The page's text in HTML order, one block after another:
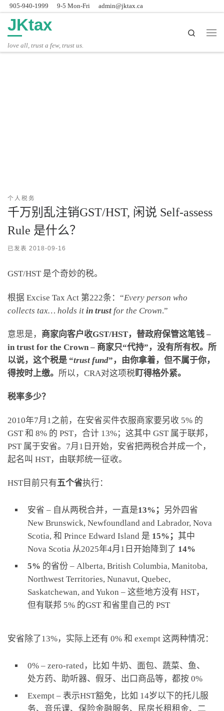
Skip to content
905-940-1999 9-5 Mon-Fri admin@jktax.ca
JKtax
love all, trust a few, trust us.
Search
个人税务
千万别乱注销GST/HST, 闲说 Self-assess
Rule 是什么？
已发表 2018-09-16
GST/HST 是个奇妙的税。
根据 Excise Tax Act 第222条：“Every person who
collects tax… holds it in trust for the Crown.”
意思是， 商家向客户收GST/HST，替政府保管这笔钱 –
in trust for the Crown – 商家只“代持”，没有所有权。所
以说，这个税是 “trust fund”，由你拿着，但不属于你，
得按时上缴。 所以，CRA对这项税盯得格外紧。
税率多少？
2010年7月1之前，在安省买件衣服商家要另收 5% 的
GST 和 8% 的 PST，合计 13%；这其中 GST 属于联邦，
PST 属于安省。7月1日开始，安省把两税合并成一个，
起名叫 HST，由联邦统一征收。
HST目前只有五个省执行：
安省 – 自从两税合并，一直是13%； 另外四省
New Brunswick, Newfoundland and Labrador, Nova
Scotia, 和 Prince Edward Island 是 15%； 其中
Nova Scotia 从2025年4月1日开始降到了 14%
5% 的省份 – Alberta, British Columbia, Manitoba,
Northwest Territories, Nunavut, Quebec,
Saskatchewan, and Yukon – 这些地方没有 HST，
但有联邦 5% 的GST 和省里自己的 PST
安省除了13%，实际上还有 0% 和 exempt 这两种情况：
0% – zero-rated，比如 牛奶、面包、蔬菜、鱼、
处方药、助听器、假牙、出口商品等，都按 0%
Exempt – 表示HST豁免，比如 14岁以下的托儿服
务、音乐课、保险金融服务、民房长租租金、二